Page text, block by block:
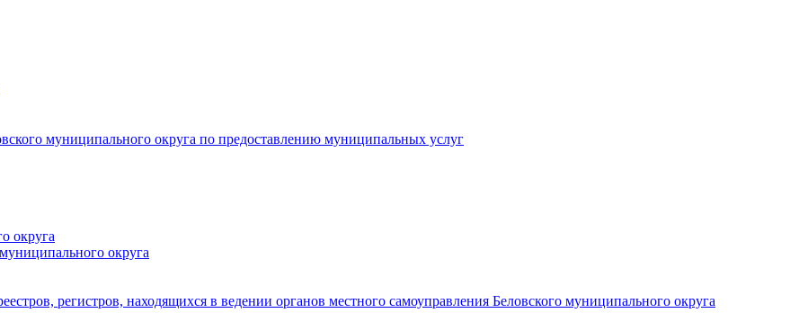
муниципального округа по предоставлению муниципальных услуг
округа
округа
регистров, находящихся в ведении органов местного самоуправления Беловского муниципального округа